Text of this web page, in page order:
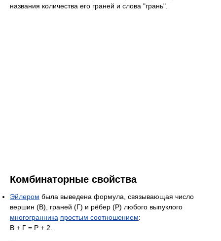
названия количества его граней и слова "грань".
Комбинаторные свойства
Эйлером была выведена формула, связывающая число
вершин (В), граней (Г) и рёбер (Р) любого выпуклого
многогранника простым соотношением:
В + Г = Р + 2.